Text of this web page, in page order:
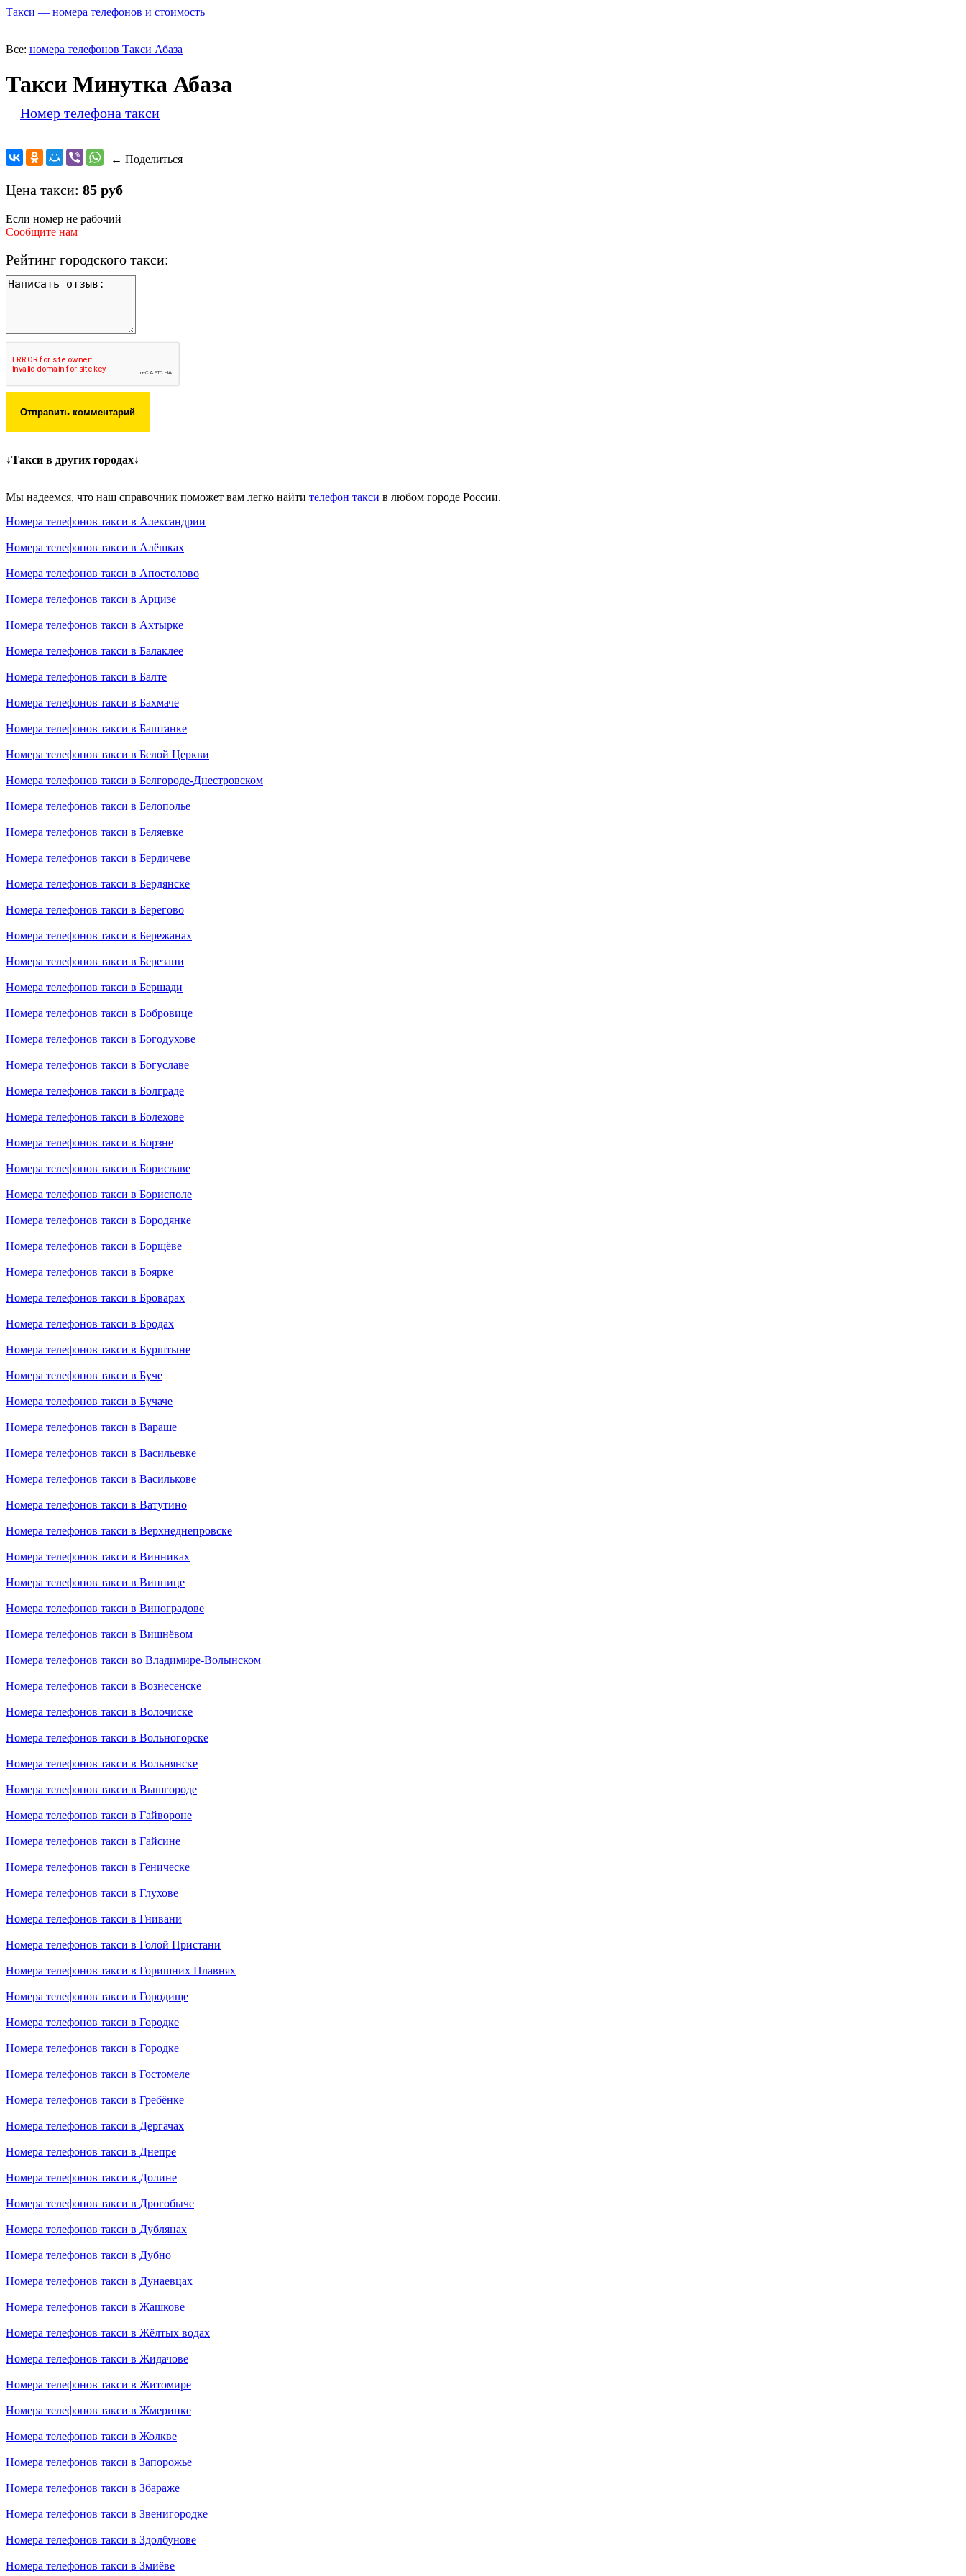
Такси — номера телефонов и стоимость
Все: номера телефонов Такси Абаза
Такси Минутка Абаза
Номер телефона такси
← Поделиться
Цена такси: 85 руб
Если номер не рабочий
Сообщите нам
Рейтинг городского такси:
Отправить комментарий
↓Такси в других городах↓
Мы надеемся, что наш справочник поможет вам легко найти телефон такси в любом городе России.
Номера телефонов такси в Александрии
Номера телефонов такси в Алёшках
Номера телефонов такси в Апостолово
Номера телефонов такси в Арцизе
Номера телефонов такси в Ахтырке
Номера телефонов такси в Балаклее
Номера телефонов такси в Балте
Номера телефонов такси в Бахмаче
Номера телефонов такси в Баштанке
Номера телефонов такси в Белой Церкви
Номера телефонов такси в Белгороде-Днестровском
Номера телефонов такси в Белополье
Номера телефонов такси в Беляевке
Номера телефонов такси в Бердичеве
Номера телефонов такси в Бердянске
Номера телефонов такси в Берегово
Номера телефонов такси в Бережанах
Номера телефонов такси в Березани
Номера телефонов такси в Бершади
Номера телефонов такси в Бобровице
Номера телефонов такси в Богодухове
Номера телефонов такси в Богуславе
Номера телефонов такси в Болграде
Номера телефонов такси в Болехове
Номера телефонов такси в Борзне
Номера телефонов такси в Бориславе
Номера телефонов такси в Борисполе
Номера телефонов такси в Бородянке
Номера телефонов такси в Борщёве
Номера телефонов такси в Боярке
Номера телефонов такси в Броварах
Номера телефонов такси в Бродах
Номера телефонов такси в Бурштыне
Номера телефонов такси в Буче
Номера телефонов такси в Бучаче
Номера телефонов такси в Вараше
Номера телефонов такси в Васильевке
Номера телефонов такси в Василькове
Номера телефонов такси в Ватутино
Номера телефонов такси в Верхнеднепровске
Номера телефонов такси в Винниках
Номера телефонов такси в Виннице
Номера телефонов такси в Виноградове
Номера телефонов такси в Вишнёвом
Номера телефонов такси во Владимире-Волынском
Номера телефонов такси в Вознесенске
Номера телефонов такси в Волочиске
Номера телефонов такси в Вольногорске
Номера телефонов такси в Вольнянске
Номера телефонов такси в Вышгороде
Номера телефонов такси в Гайвороне
Номера телефонов такси в Гайсине
Номера телефонов такси в Геническе
Номера телефонов такси в Глухове
Номера телефонов такси в Гнивани
Номера телефонов такси в Голой Пристани
Номера телефонов такси в Горишних Плавнях
Номера телефонов такси в Городище
Номера телефонов такси в Городке
Номера телефонов такси в Городке
Номера телефонов такси в Гостомеле
Номера телефонов такси в Гребёнке
Номера телефонов такси в Дергачах
Номера телефонов такси в Днепре
Номера телефонов такси в Долине
Номера телефонов такси в Дрогобыче
Номера телефонов такси в Дублянах
Номера телефонов такси в Дубно
Номера телефонов такси в Дунаевцах
Номера телефонов такси в Жашкове
Номера телефонов такси в Жёлтых водах
Номера телефонов такси в Жидачове
Номера телефонов такси в Житомире
Номера телефонов такси в Жмеринке
Номера телефонов такси в Жолкве
Номера телефонов такси в Запорожье
Номера телефонов такси в Збараже
Номера телефонов такси в Звенигородке
Номера телефонов такси в Здолбунове
Номера телефонов такси в Змиёве